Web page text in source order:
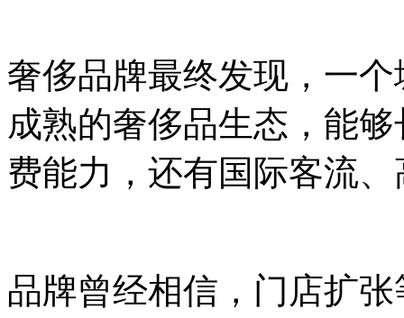
奢侈品牌最终发现，一
成熟的奢侈品生态，能
费能力，还有国际客流
品牌曾经相信，门店扩